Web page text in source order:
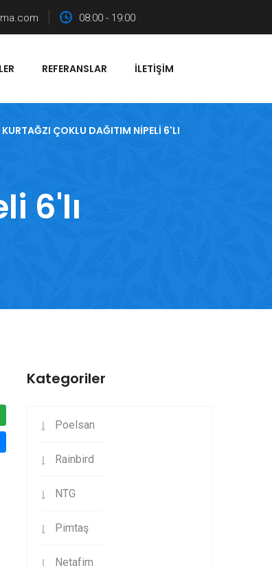
08:00 - 19:00
REFERANSLAR İLETIŞIM
KURTAĞZI ÇOKLU DAĞITIM NIPELI 6'LI
6'lı
Kategoriler
Poelsan
Rainbird
NTG
Pimtaş
Netafim